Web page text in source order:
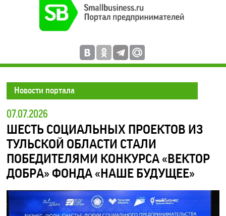
Новости портала
07.07.2026
ШЕСТЬ СОЦИАЛЬНЫХ ПРОЕКТОВ ИЗ
ТУЛЬСКОЙ ОБЛАСТИ СТАЛИ
ПОБЕДИТЕЛЯМИ КОНКУРСА «ВЕКТОР
ДОБРА» ФОНДА «НАШЕ БУДУЩЕЕ»